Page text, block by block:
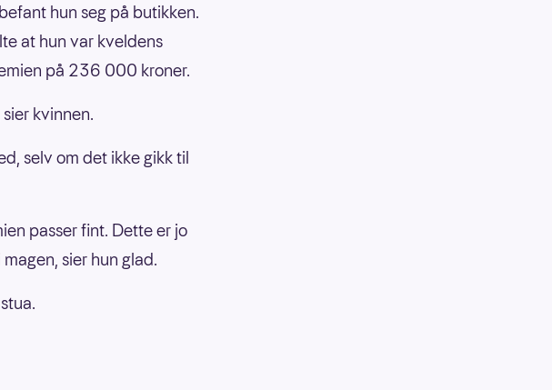
hun seg på butikken.
at hun var kveldens
på 236 000 kroner.
kvinnen.
selv om det ikke gikk til
passer fint. Dette er jo
sier hun glad.